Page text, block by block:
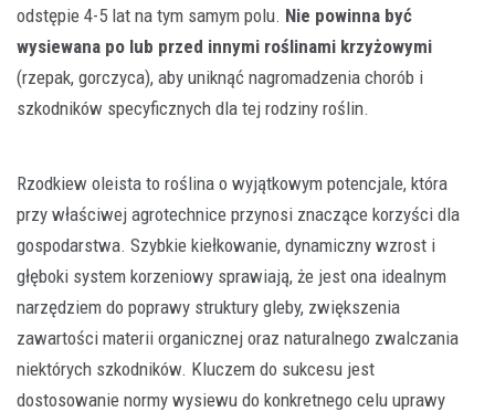
odstępie 4-5 lat na tym samym polu. Nie powinna być
wysiewana po lub przed innymi roślinami krzyżowymi
(rzepak, gorczyca), aby uniknąć nagromadzenia chorób i
szkodników specyficznych dla tej rodziny roślin.
Rzodkiew oleista to roślina o wyjątkowym potencjale, która
przy właściwej agrotechnice przynosi znaczące korzyści dla
gospodarstwa. Szybkie kiełkowanie, dynamiczny wzrost i
głęboki system korzeniowy sprawiają, że jest ona idealnym
narzędziem do poprawy struktury gleby, zwiększenia
zawartości materii organicznej oraz naturalnego zwalczania
niektórych szkodników. Kluczem do sukcesu jest
dostosowanie normy wysiewu do konkretnego celu uprawy